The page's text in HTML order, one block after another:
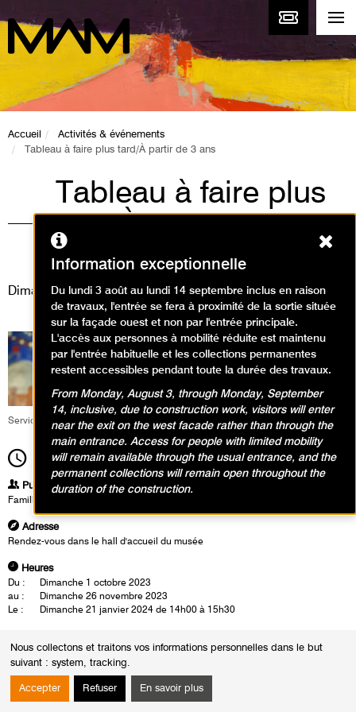
Nous collectons et traitons vos informations personnelles dans le but
suivant : system, tracking.
Accepter Refuser En savoir plus
Accueil
Activités & événements
Tableau à faire plus tard/À partir de 3 ans
Tableau à faire plus
tard/À partir de 3 ans
Animations / Visite animation
Dimanche 21 janvier 2024
Service éducatif et culturel
14h00 Durée1h30
Publics
Famille
Adresse
Rendez-vous dans le hall d'accueil du musée
Heures
Du :
Dimanche 1 octobre 2023
au :
Dimanche 26 novembre 2023
Le :
Dimanche 21 janvier 2024 de 14h00 à 15h30
Les familles découvrent les petits cartons évoquant baigneurs, parasols
et bords de mer qui restent pour Staël des «études» pour des «tableaux
ce même principe, chacun fait une esquisse en atelier avec l’idée pour
Information exceptionnelle
Du lundi 3 août au lundi 14 septembre inclus en raison
de travaux, l'entrée se fera à proximité de la sortie située
sur la façade ouest et non par l'entrée principale.
L'accès aux personnes à mobilité réduite est maintenu
par l'entrée habituelle et les collections permanentes
restent accessibles pendant toute la durée des travaux.
From Monday, August 3, through Monday, September
14, inclusive, due to construction work, visitors will enter
near the exit on the west facade rather than through the
main entrance. Access for people with limited mobility
will remain available through the usual entrance, and the
permanent collections will remain open throughout the
duration of the construction.